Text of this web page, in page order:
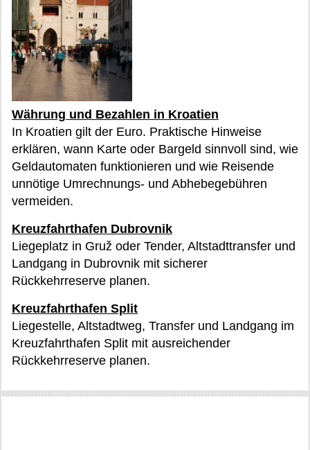
Währung und Bezahlen in Kroatien
In Kroatien gilt der Euro. Praktische Hinweise
erklären, wann Karte oder Bargeld sinnvoll sind, wie
Geldautomaten funktionieren und wie Reisende
unnötige Umrechnungs- und Abhebegebühren
vermeiden.
Kreuzfahrthafen Dubrovnik
Liegeplatz in Gruž oder Tender, Altstadttransfer und
Landgang in Dubrovnik mit sicherer
Rückkehrreserve planen.
Kreuzfahrthafen Split
Liegestelle, Altstadtweg, Transfer und Landgang im
Kreuzfahrthafen Split mit ausreichender
Rückkehrreserve planen.